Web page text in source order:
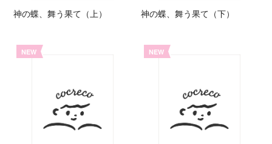
神の蝶、舞う果て（上） 神の蝶、舞う果て（下）
NEW NEW